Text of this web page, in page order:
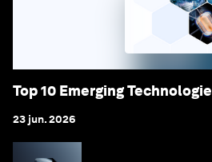
Top 10 Emerging
23 jun. 2026